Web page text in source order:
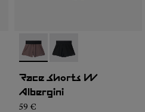
- N1CWRS2-002- N1CWRS2-001
Race Shorts W
Albergini
59 €